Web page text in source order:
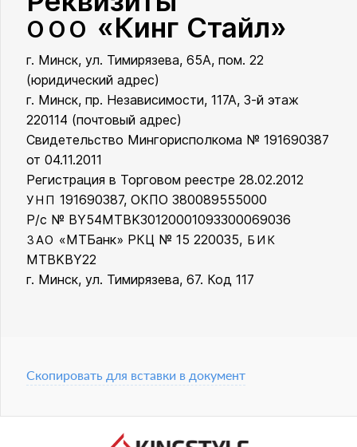
ООО «Кинг Стайл»
ООО «Кинг Стайл»
г. Минск, ул. Тимирязева, 65А, пом. 22
(юридический адрес)
г. Минск, пр. Независимости, 117А, 3-й этаж
220114 (почтовый адрес)
Свидетельство Мингорисполкома № 191690387
от 04.11.2011
Регистрация в Торговом реестре 28.02.2012
УНП 191690387, ОКПО 380089555000
Р/с № BY54MTBK30120001093300069036
ЗАО «МТБанк» РКЦ № 15 220035, БИК
MTBKBY22
г. Минск, ул. Тимирязева, 67. Код 117
Скопировать для вставки в документ